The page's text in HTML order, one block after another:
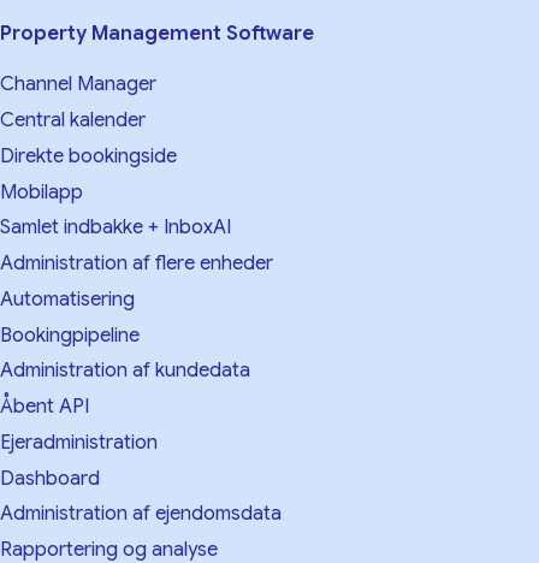
Property Management Software
Channel Manager
Central kalender
Direkte bookingside
Mobilapp
Samlet indbakke + InboxAI
Administration af flere enheder
Automatisering
Bookingpipeline
Administration af kundedata
Åbent API
Ejeradministration
Dashboard
Administration af ejendomsdata
Rapportering og analyse